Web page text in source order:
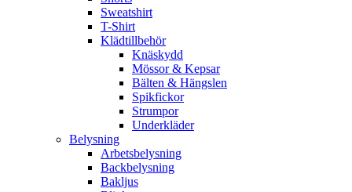
Sweatshirt
T-Shirt
Klädtillbehör
Knäskydd
Mössor & Kepsar
Bälten & Hängslen
Spikfickor
Strumpor
Underkläder
Belysning
Arbetsbelysning
Backbelysning
Bakljus